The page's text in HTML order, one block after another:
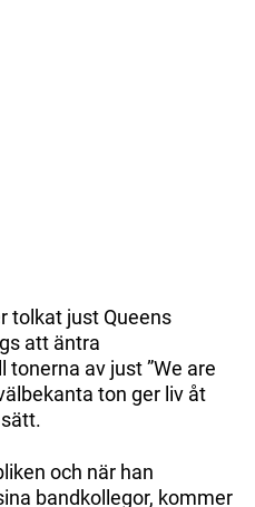
tolkat just Queens
att äntra
av just ”We are
ton ger liv åt
och när han
bandkollegor, kommer